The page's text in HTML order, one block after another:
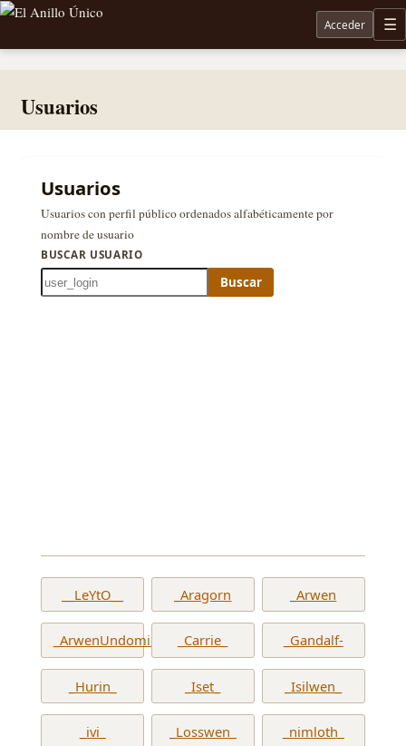
Noticias sobre Tolkien: El Señor de los Anillos, Los Anillos de Poder, La Caza de Gollum, la
Acceder
Usuarios
Usuarios
Usuarios con perfil público ordenados alfabéticamente por
nombre de usuario
BUSCAR USUARIO
Buscar
__LeYtO__ _Aragorn _Arwen
_ArwenUndomiel_ _Carrie_ _Gandalf-
_Hurin_ _Iset_ _Isilwen_
_ivi_ _Losswen_ _nimloth_